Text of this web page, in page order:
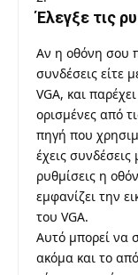
Έλεγξε τις
Αν η οθόνη σου
συνδέσεις είτε
VGA, και
ορισμένες από
πηγή που
έχεις
ρυθμίσεις η
εμφανίζει την
του VGA.
Αυτό μπορεί να
ακόμα και το